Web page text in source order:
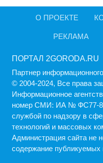
О ПРОЕКТЕ
РЕКЛАМА
ПОРТАЛ 2GORODA.RU
Партнер
© 2004-2024, Все права
Информационное
номер СМИ: ИА № ФС77-
службой по надзору в
технологий и массовых
Администрация cайта не
содержание публикуемых